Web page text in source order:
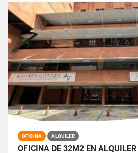
OFICINA ALQUILER
OFICINA DE 32M2 EN